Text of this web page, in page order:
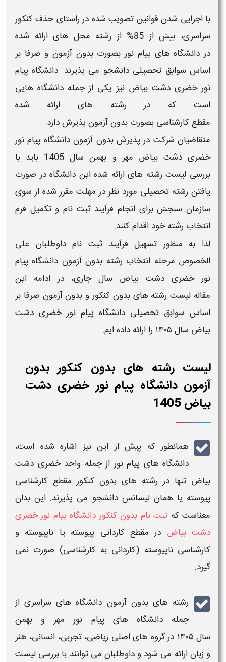
با اجرایی شدن قوانین تصویب شده در راستای حذف کنکور
سراسری، بیش از 85% از رشته محل های ارائه شده
در دانشگاه های پیام نور بصورت بدون آزمون و صرفا بر
اساس سوابق تحصیلی دانشجو می پذیرند. دانشگاه پیام
نور خضری دشت بیاض نیز یکی از جمله دانشگاه هایی
است که دررشته هایارائه شده
مقطع کارشناسی بصورت بدون آزمونپذیرش دارد.
متقاضیان شرکت در پذیرش بدون آزمون دانشگاه پیام نور
خضری دشت بیاض مهر و بهمن سال 1405 باید با
بررسی لیست رشته هایارائه شده این دانشگاهدر صورت
یافتن رشته تحصیلی مورد نظر در مهلت مقرر شده از سوی
سازمان سنجش برای انجام فرآیند ثبت نام و تکمیل فرم
انتخاب رشتهخود اقدام کنند.
لذا به منظور تسهیل فرآیند ثبت نامداوطلبان علی
الخصوص مرحله انتخاب رشته بدون آزمون دانشگاه پیام
نور خضری دشت بیاض سال جاری، در ادامه این
مقاله لیست رشته های بدون کنکور و بدون آزمون صرفا بر
اساس سوابق تحصیلی دانشگاه پیام نور خضری دشت
بیاض سال ۱۴۰۵ را ارائه داده ایم.
لیست رشته های بدون کنکور بدون
آزمون دانشگاه پیام نور خضری دشت
بیاض 1405
همانطور که پیش از این نیز اشاره شده است،
دانشگاه های پیام نوراز جمله واحدخضری دشت
بیاض تنها در رشته های بدون کنکورمقطع کارشناسی
پیوسته یا همانلیسانسدانشجو می پذیرند. این بدان
معناست که ثبت نام بدون کنکور دانشگاه پیام نور خضری
دشت بیاض در مقطع کاردانی پیوسته یا ناپیوسته و
کارشناسیناپیوسته (کاردانی به کارشناسی) صورت نمی
گیرد.
رشته های بدون آزمون دانشگاه های سراسریاز
جمله دانشگاه های پیام نور مهر و بهمن
سال ۱۴۰۵
در گروه های اصلی ریاضی، تجربی، انسانی، هنر
و زبان ارائه می شود و داوطلبان می توانند با بررسی لیست